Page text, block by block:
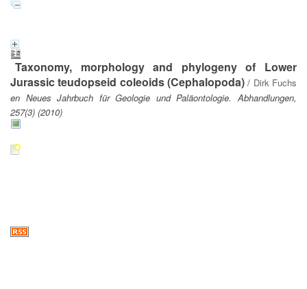
Taxonomy, morphology and phylogeny of Lower
Jurassic teudopseid coleoids (Cephalopoda) / Dirk Fuchs
en Neues Jahrbuch für Geologie und Paläontologie. Abhandlungen,
257(3) (2010)